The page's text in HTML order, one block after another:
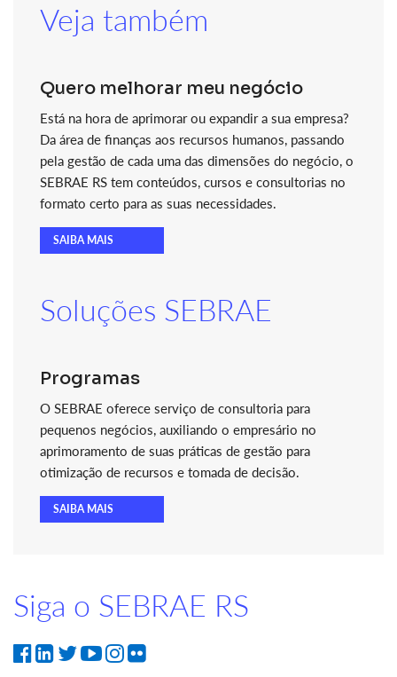
Veja também
Quero melhorar meu negócio
Está na hora de aprimorar ou expandir a sua empresa?
Da área de finanças aos recursos humanos, passando
pela gestão de cada uma das dimensões do negócio, o
SEBRAE RS tem conteúdos, cursos e consultorias no
formato certo para as suas necessidades.
SAIBA MAIS
Soluções SEBRAE
Programas
O SEBRAE oferece serviço de consultoria para
pequenos negócios, auxiliando o empresário no
aprimoramento de suas práticas de gestão para
otimização de recursos e tomada de decisão.
SAIBA MAIS
Siga o SEBRAE RS